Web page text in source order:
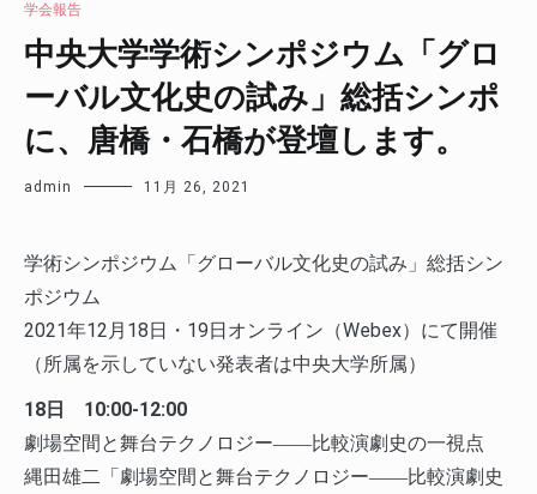
学会報告
中央大学学術シンポジウム「グロ
ーバル文化史の試み」総括シンポ
に、唐橋・石橋が登壇します。
admin 11月 26, 2021
学術シンポジウム「グローバル文化史の試み」総括シン
ポジウム
2021年12月18日・19日オンライン（Webex）にて開催
（所属を示していない発表者は中央大学所属）
18日 10:00-12:00
劇場空間と舞台テクノロジー――比較演劇史の一視点
縄田雄二「劇場空間と舞台テクノロジー――比較演劇史